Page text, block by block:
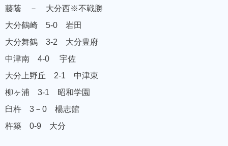
藤蔭 － 大分西※不戦勝
大分鶴崎 5-0 岩田
大分舞鶴 3-2 大分豊府
中津南 4-0 宇佐
大分上野丘 2-1 中津東
柳ヶ浦 3-1 昭和学園
臼杵 3－0 楊志館
杵築 0-9 大分